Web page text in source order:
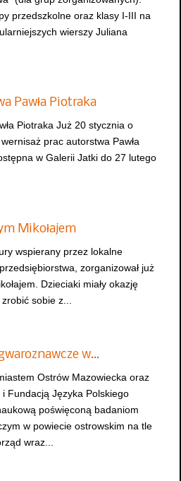
przedszkolne oraz klasy I-III na
wierszy Juliana
Pawła Piotraka
Piotraka Już 20 stycznia o
prac autorstwa Pawła
w Galerii Jatki do 27 lutego
Mikołajem
wspierany przez lokalne
zorganizował już
Dzieciaki miały okazję
sobie z...
w…
Ostrów Mazowiecka oraz
Fundacją Języka Polskiego
poświęconą badaniom
w powiecie ostrowskim na tle
wraz...